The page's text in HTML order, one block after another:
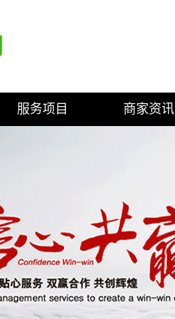
服务项目 商家资讯